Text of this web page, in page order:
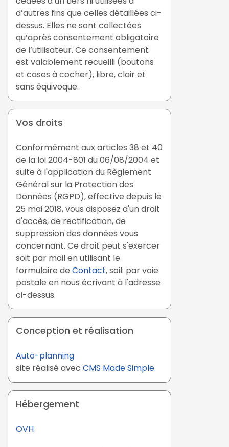
d’autres fins que celles détaillées ci-
dessus. Elles ne sont collectées
qu’après consentement obligatoire
de l’utilisateur. Ce consentement
est valablement recueilli (boutons
et cases à cocher), libre, clair et
sans équivoque.
Vos droits
Conformément aux articles 38 et 40
de la loi 2004-801 du 06/08/2004 et
suite à l'application du Règlement
Général sur la Protection des
Données (RGPD), effective depuis le
25 mai 2018, vous disposez d'un droit
d'accès, de rectification, de
suppression des données vous
concernant. Ce droit peut s'exercer
soit par mail en utilisant le
formulaire de Contact, soit par voie
postale en nous écrivant à l'adresse
ci-dessus.
Conception et réalisation
Auto-planning
site réalisé avec CMS Made Simple.
Hébergement
OVH